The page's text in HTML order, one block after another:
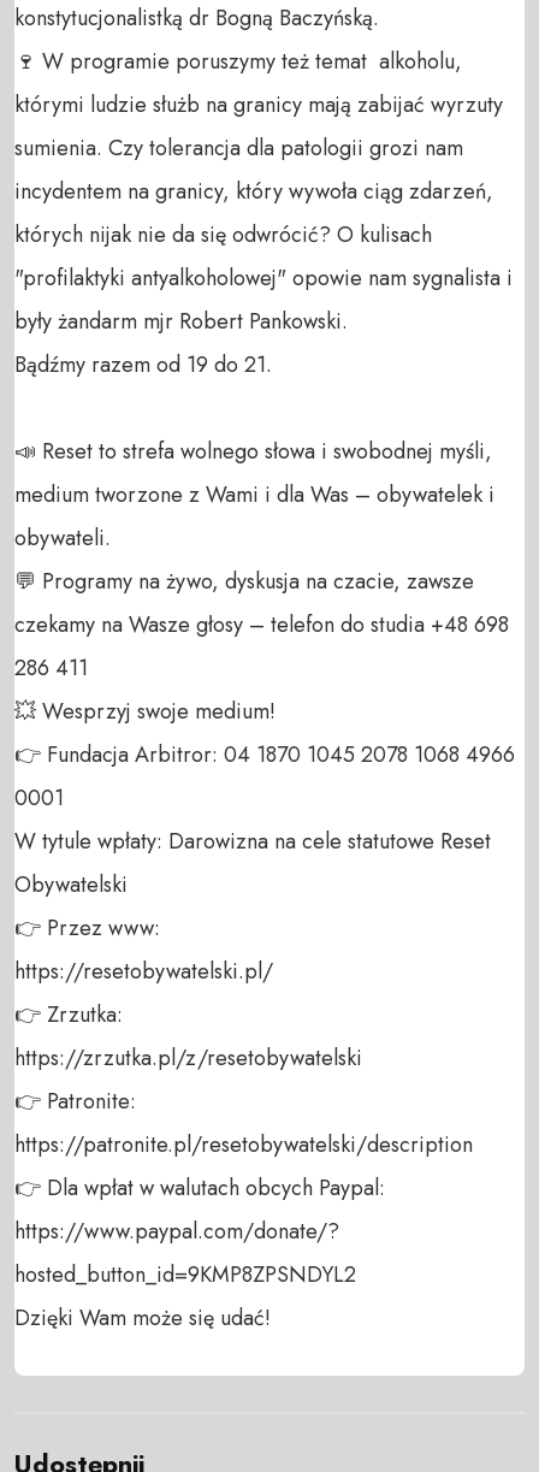
konstytucjonalistką dr Bogną Baczyńską.
🍷 W programie poruszymy też temat  alkoholu,
którymi ludzie służb na granicy mają zabijać wyrzuty
sumienia. Czy tolerancja dla patologii grozi nam
incydentem na granicy, który wywoła ciąg zdarzeń,
których nijak nie da się odwrócić? O kulisach
"profilaktyki antyalkoholowej" opowie nam sygnalista i
były żandarm mjr Robert Pankowski.
Bądźmy razem od 19 do 21.
📣 Reset to strefa wolnego słowa i swobodnej myśli,
medium tworzone z Wami i dla Was – obywatelek i
obywateli.
💬 Programy na żywo, dyskusja na czacie, zawsze
czekamy na Wasze głosy – telefon do studia +48 698
286 411
💥 Wesprzyj swoje medium!
👉 Fundacja Arbitror: 04 1870 1045 2078 1068 4966
0001
W tytule wpłaty: Darowizna na cele statutowe Reset
Obywatelski
👉 Przez www:
https://resetobywatelski.pl/
👉 Zrzutka:
https://zrzutka.pl/z/resetobywatelski
👉 Patronite:
https://patronite.pl/resetobywatelski/description
👉 Dla wpłat w walutach obcych Paypal:
https://www.paypal.com/donate/?
hosted_button_id=9KMP8ZPSNDYL2
Dzięki Wam może się udać!